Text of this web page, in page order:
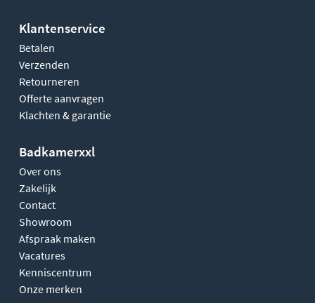
Klantenservice
Betalen
Verzenden
Retourneren
Offerte aanvragen
Klachten & garantie
Badkamerxxl
Over ons
Zakelijk
Contact
Showroom
Afspraak maken
Vacatures
Kenniscentrum
Onze merken